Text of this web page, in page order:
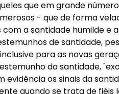
que em grande
- que de forma
a santidade humilde e
de santidade,
para as novas
da santidade,
os sinais da
quando se trata de fiéis